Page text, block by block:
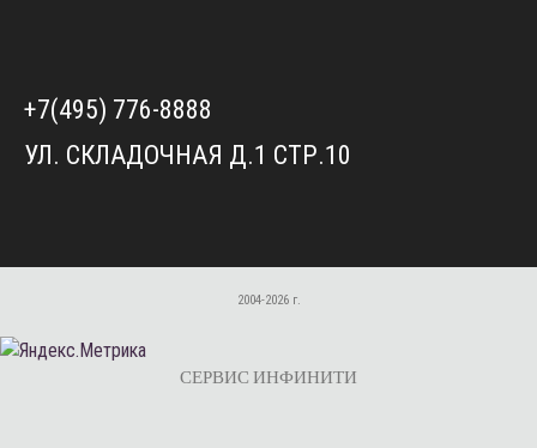
+7(495) 776-8888
УЛ. СКЛАДОЧНАЯ Д.1 СТР.10
2004-2026 г.
СЕРВИС ИНФИНИТИ